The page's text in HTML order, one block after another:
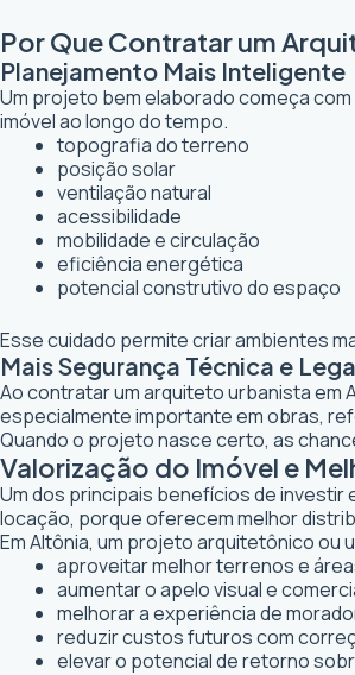
Por Que Contratar um
Planejamento Mais Inteligente
Um projeto bem elaborado começa
imóvel ao longo do tempo.
topografia do terreno
posição solar
ventilação natural
acessibilidade
mobilidade e circulação
eficiência energética
potencial construtivo do espaço
Esse cuidado permite criar ambientes
Mais Segurança Técnica e
Ao contratar um arquiteto urbanista em
especialmente importante em obras,
Quando o projeto nasce certo, as
Valorização do Imóvel e
Um dos principais benefícios de investir
locação, porque oferecem melhor
Em Altônia, um projeto arquitetônico ou
aproveitar melhor terrenos e
aumentar o apelo visual e
melhorar a experiência de
reduzir custos futuros com
elevar o potencial de retorno